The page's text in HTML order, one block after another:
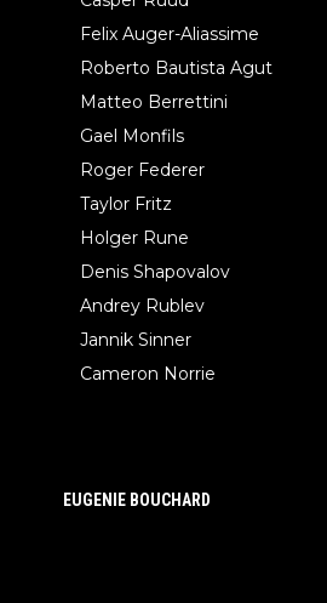
Felix Auger-Aliassime
Roberto Bautista Agut
Matteo Berrettini
Gael Monfils
Roger Federer
Taylor Fritz
Holger Rune
Denis Shapovalov
Andrey Rublev
Jannik Sinner
Cameron Norrie
EUGENIE BOUCHARD